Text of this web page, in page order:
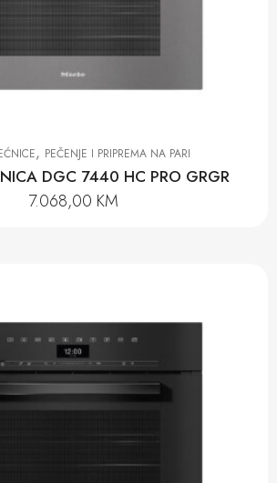
, PEČENJE I PRIPREMA NA PARI
DGC 7440 HC PRO GRGR
7.068,00 KM